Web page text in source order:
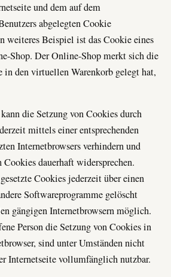
und dem auf dem
abgelegten Cookie
weiteres Beispiel ist das Cookie eines
Shop. Der Online-Shop merkt sich die
den virtuellen Warenkorb gelegt hat,
die Setzung von Cookies durch
mittels einer entsprechenden
Internetbrowsers verhindern und
dauerhaft widersprechen.
Cookies jederzeit über einen
Softwareprogramme gelöscht
gängigen Internetbrowsern möglich.
Person die Setzung von Cookies in
sind unter Umständen nicht
Internetseite vollumfänglich nutzbar.